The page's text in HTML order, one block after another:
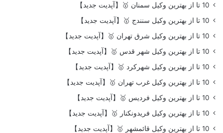
10 تا از بهترین وکیل سمنان 🥇【آپدیت جدید】
10 تا از بهترین وکیل سنندج 🥇【آپدیت جدید】
10 تا از بهترین وکیل شرق تهران 🥇【آپدیت جدید】
10 تا از بهترین وکیل شهر قدس 🥇【آپدیت جدید】
10 تا از بهترین وکیل شهرکرد 🥇【آپدیت جدید】
10 تا از بهترین وکیل غرب تهران 🥇【آپدیت جدید】
10 تا از بهترین وکیل فردیس 🥇【آپدیت جدید】
10 تا از بهترین وکیل فریدونکنار 🥇【آپدیت جدید】
10 تا از بهترین وکیل قائمشهر 🥇【آپدیت جدید】